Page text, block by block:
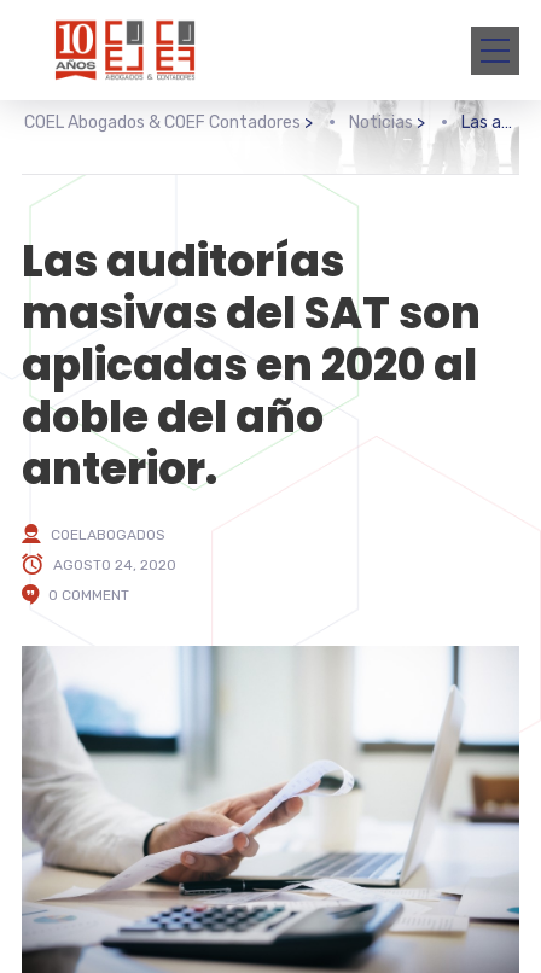
COEL Abogados & COEF Contadores > Noticias> Las auditorías masivas del SAT son aplicadas en 2020 al doble del año anterior.
Las auditorías
masivas del SAT son
aplicadas en 2020 al
doble del año
anterior.
COELABOGADOS
AGOSTO 24, 2020
0 COMMENT